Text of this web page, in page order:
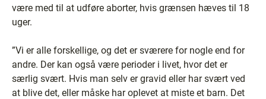
være med til at udføre aborter, hvis grænsen hæves til 18
uger.
”Vi er alle forskellige, og det er sværere for nogle end for
andre. Der kan også være perioder i livet, hvor det er
særlig svært. Hvis man selv er gravid eller har svært ved
at blive det, eller måske har oplevet at miste et barn. Det